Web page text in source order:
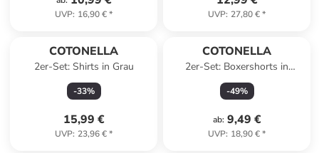
UVP: 16,90 €* UVP: 27,80 €*
COTONELLA
2er-Set: Shirts in Grau
-33%
15,99 €
UVP: 23,96 €*
COTONELLA
2er-Set: Boxershorts in
Schwarz
-49%
ab: 9,49 €
UVP: 18,90 €*